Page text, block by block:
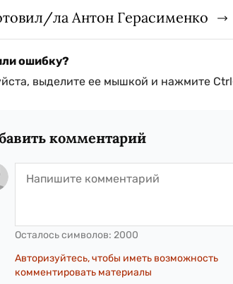
ла Антон Герасименко
ошибку?
выделите ее мышкой и нажмите
комментарий
Осталось символов: 2000
Авторизуйтесь, чтобы иметь возможность
комментировать материалы